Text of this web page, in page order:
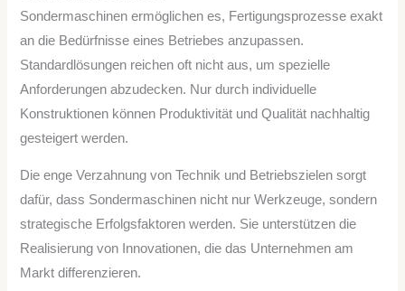
Sondermaschinen ermöglichen es, Fertigungsprozesse exakt
an die Bedürfnisse eines Betriebes anzupassen.
Standardlösungen reichen oft nicht aus, um spezielle
Anforderungen abzudecken. Nur durch individuelle
Konstruktionen können Produktivität und Qualität nachhaltig
gesteigert werden.
Die enge Verzahnung von Technik und Betriebszielen sorgt
dafür, dass Sondermaschinen nicht nur Werkzeuge, sondern
strategische Erfolgsfaktoren werden. Sie unterstützen die
Realisierung von Innovationen, die das Unternehmen am
Markt differenzieren.